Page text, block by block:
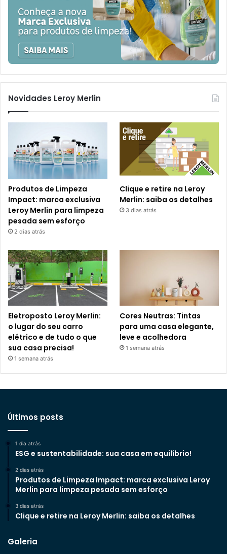
Novidades Leroy Merlin
Produtos de Limpeza
Impact: marca exclusiva
Leroy Merlin para limpeza
pesada sem esforço
2 dias atrás
Clique e retire na Leroy
Merlin: saiba os detalhes
3 dias atrás
Eletroposto Leroy Merlin:
o lugar do seu carro
elétrico e de tudo o que
sua casa precisa!
1 semana atrás
Cores Neutras: Tintas
para uma casa elegante,
leve e acolhedora
1 semana atrás
Últimos posts
1 dia atrás
ESG e sustentabilidade: sua casa em equilíbrio!
2 dias atrás
Produtos de Limpeza Impact: marca exclusiva Leroy
Merlin para limpeza pesada sem esforço
3 dias atrás
Clique e retire na Leroy Merlin: saiba os detalhes
Galeria